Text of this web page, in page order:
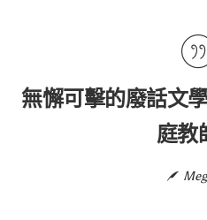
無懈可擊的廢話文
庭教